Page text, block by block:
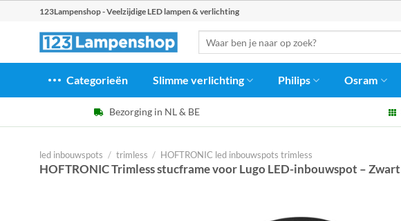
123Lampenshop - Veelzijdige LED lampen & verlichting
naar:
Categorieën Slimme verlichting Philips Osram
Bezorging in NL & BE
led inbouwspots / trimless / HOFTRONIC led inbouwspots trimless
HOFTRONIC Trimless stucframe voor Lugo LED-inbouwspot – Zwart